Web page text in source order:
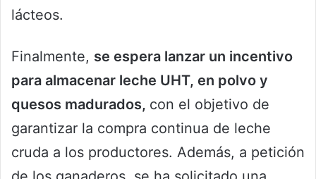
lácteos.
Finalmente, se espera lanzar un incentivo
para almacenar leche UHT, en polvo y
quesos madurados, con el objetivo de
garantizar la compra continua de leche
cruda a los productores. Además, a petición